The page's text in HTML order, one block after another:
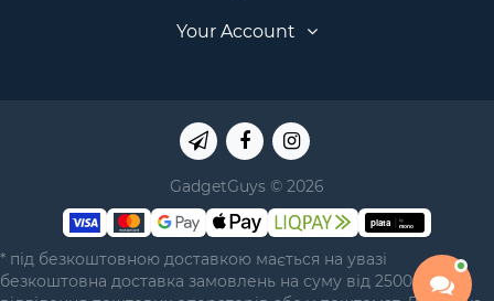
Your Account
GadgetGuys © 2026
* під безкоштовною доставкою мається на увазі
безкоштовна доставка замовлень на суму від 2500 грн у